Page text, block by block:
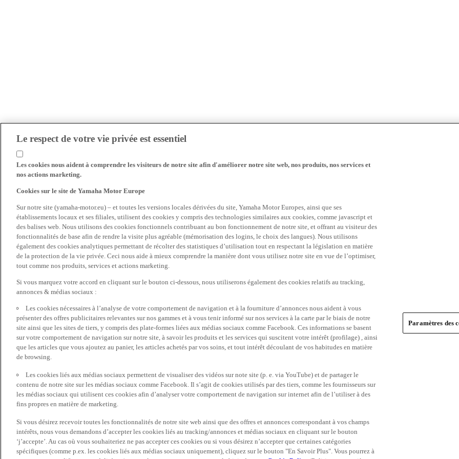
Le respect de votre vie privée est essentiel
Les cookies nous aident à comprendre les visiteurs de notre site afin d'améliorer notre site web, nos produits, nos services et
nos actions marketing.
Cookies sur le site de Yamaha Motor Europe
Sur notre site (yamaha-motor.eu) – et toutes les versions locales dérivées du site, Yamaha Motor Europes, ainsi que ses
établissements locaux et ses filiales, utilisent des cookies y compris des technologies similaires aux cookies, comme javascript et
des balises web. Nous utilisons des cookies fonctionnels contribuant au bon fonctionnement de notre site, et offrant au visiteur des
fonctionnalités de base afin de rendre la visite plus agréable (mémorisation des logins, le choix des langues). Nous utilisons
également des cookies analytiques permettant de récolter des statistiques d’utilisation tout en respectant la législation en matière
de la protection de la vie privée. Ceci nous aide à mieux comprendre la manière dont vous utilisez notre site en vue de l’optimiser,
tout comme nos produits, services et actions marketing.
Si vous marquez votre accord en cliquant sur le bouton ci-dessous, nous utiliserons également des cookies relatifs au tracking,
annonces & médias sociaux :
Les cookies nécessaires à l’analyse de votre comportement de navigation et à la fourniture d’annonces nous aident à vous
présenter des offres publicitaires relevantes sur nos gammes et à vous tenir informé sur nos services à la carte par le biais de notre
site ainsi que les sites de tiers, y compris des plate-formes liées aux médias sociaux comme Facebook. Ces informations se basent
sur votre comportement de navigation sur notre site, à savoir les produits et les services qui suscitent votre intérêt (profilage) , ainsi
que les articles que vous ajoutez au panier, les articles achetés par vos soins, et tout intérêt découlant de vos habitudes en matière
de browsing.
Les cookies liés aux médias sociaux permettent de visualiser des vidéos sur note site (p. e. via YouTube) et de partager le
contenu de notre site sur les médias sociaux comme Facebook. Il s’agit de cookies utilisés par des tiers, comme les fournisseurs sur
les médias sociaux qui utilisent ces cookies afin d’analyser votre comportement de navigation sur internet afin de l’utiliser à des
fins propres en matière de marketing.
Si vous désirez recevoir toutes les fonctionnalités de notre site web ainsi que des offres et annonces correspondant à vos champs
intérêts, nous vous demandons d’accepter les cookies liés au tracking/annonces et médias sociaux en cliquant sur le bouton
‘j’accepte’. Au cas où vous souhaiteriez ne pas accepter ces cookies ou si vous désirez n’accepter que certaines catégories
spécifiques (comme p.ex. les cookies liés aux médias sociaux uniquement), cliquez sur le bouton "En Savoir Plus". Vous pourrez à
Paramètres des